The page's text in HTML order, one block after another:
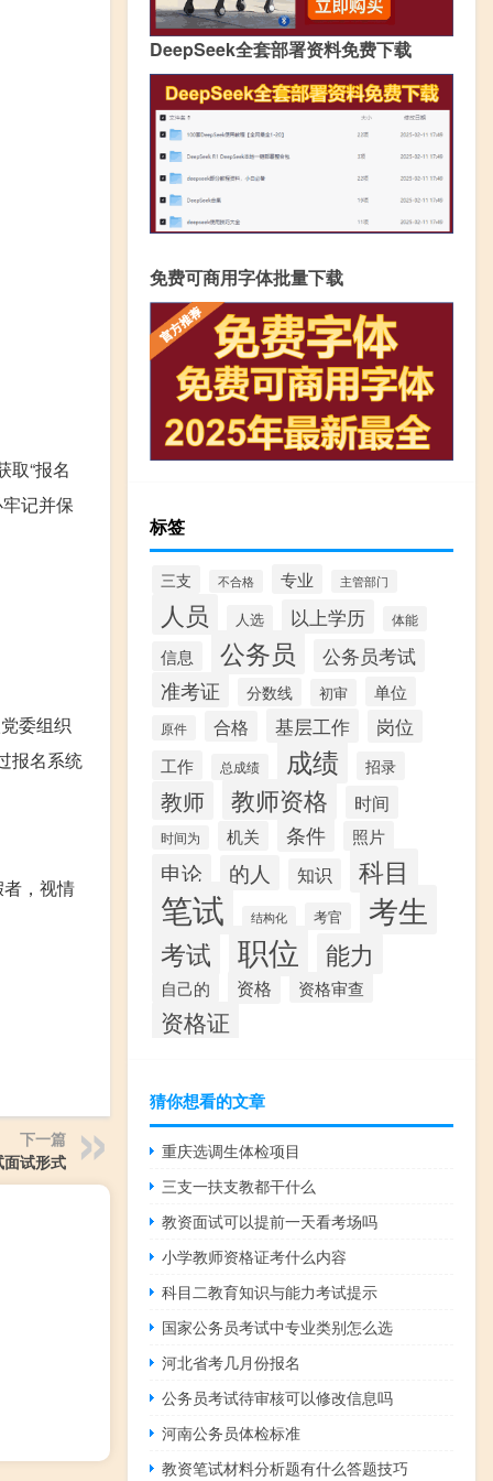
取“报名
记并保
委组织
报名系统
，视情
下一篇
试形式
DeepSeek全套部署资料免费下载
免费可商用字体批量下载
标签
三支 不合格 专业 主管部门
人员 人选 以上学历 体能
信息 公务员 公务员考试
准考证 分数线 初审 单位
原件 合格 基层工作 岗位
工作 总成绩 成绩 招录
教师 教师资格 时间
时间为 机关 条件 照片
申论 的人 知识 科目
笔试 结构化 考官 考生
考试 职位 能力
自己的 资格 资格审查
资格证
猜你想看的文章
重庆选调生体检项目
三支一扶支教都干什么
教资面试可以提前一天看考场吗
小学教师资格证考什么内容
科目二教育知识与能力考试提示
国家公务员考试中专业类别怎么选
河北省考几月份报名
公务员考试待审核可以修改信息吗
河南公务员体检标准
教资笔试材料分析题有什么答题技巧